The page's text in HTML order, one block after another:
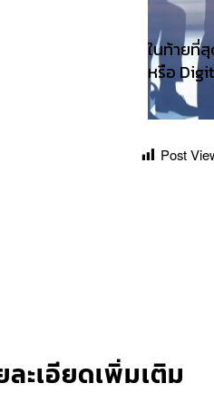
ในท้ายที่
หรือ
Post
ะเอียดเพิ่มเติม